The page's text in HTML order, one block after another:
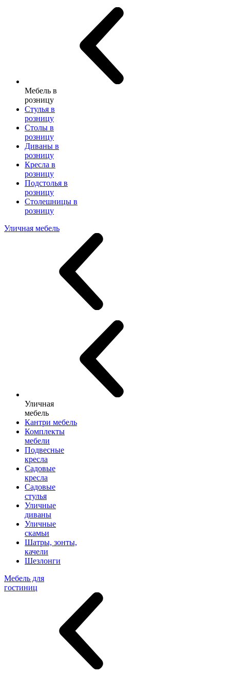
Мебель в
розницу
Стулья в
розницу
Столы в
розницу
Диваны в
розницу
Кресла в
розницу
Подстолья в
розницу
Столешницы в
розницу
Уличная мебель
Уличная
мебель
Кантри мебель
Комплекты
мебели
Подвесные
кресла
Садовые
кресла
Садовые
стулья
Уличные
диваны
Уличные
скамьи
Шатры, зонты,
качели
Шезлонги
Мебель для
гостиниц